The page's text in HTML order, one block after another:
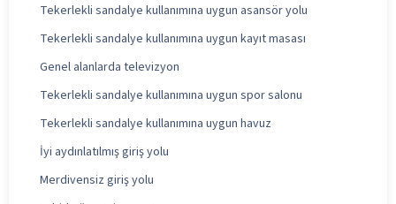
Tekerlekli sandalye kullanımına uygun asansör yolu
Tekerlekli sandalye kullanımına uygun kayıt masası
Genel alanlarda televizyon
Tekerlekli sandalye kullanımına uygun spor salonu
Tekerlekli sandalye kullanımına uygun havuz
İyi aydınlatılmış giriş yolu
Merdivensiz giriş yolu